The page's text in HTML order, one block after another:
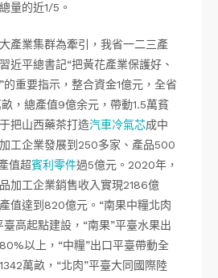
量的近1/5。
產業集群為牽引，我省一二三產
近平總書記“把黃花產業保護好、
重要指示，整合資金1億元，全省
，總產值9億余元，帶動1.5萬貧
把山西藥茶打造汽車冷氣芯成中
工企業發展到250多家、產品500
值超賓利零件過5億元。2020年，
加工企業銷售收入實現2186億
值達到820億元。“南果中糧北肉
高起點建設，“南果”平臺水果出
以上，“中糧”出口平臺帶動全
萬畝，“北肉”平臺大同國際陸